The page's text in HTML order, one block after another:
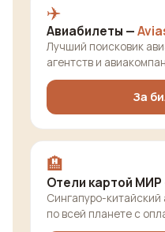
✈️
Авиабилеты —
Лучший поисковик
агентств и
За
🏨
Отели картой МИР
Сингапуро-
по всей планете с